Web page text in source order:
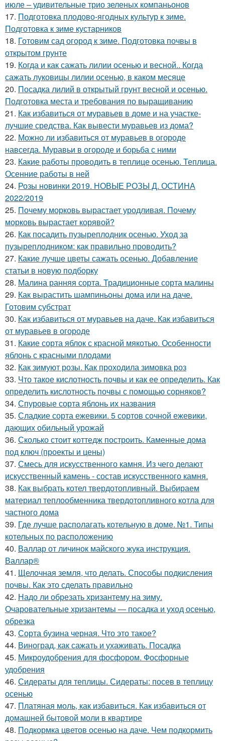
июле – удивительные трио зеленых компаньонов
17. Подготовка плодово-ягодных культур к зиме.
Подготовка к зиме кустарников
18. Готовим сад огород к зиме. Подготовка почвы в
открытом грунте
19. Когда и как сажать лилии осенью и весной.. Когда
сажать луковицы лилии осенью, в каком месяце
20. Посадка лилий в открытый грунт весной и осенью.
Подготовка места и требования по выращиванию
21. Как избавиться от муравьев в доме и на участке-
лучшие средства. Как вывести муравьев из дома?
22. Можно ли избавиться от муравьев в огороде
навсегда. Муравьи в огороде и борьба с ними
23. Какие работы проводить в теплице осенью. Теплица.
Осенние работы в ней
24. Розы новинки 2019. НОВЫЕ РОЗЫ Д. ОСТИНА
2022/2019
25. Почему морковь вырастает уродливая. Почему
морковь вырастает корявой?
26. Как посадить пузыреплодник осенью. Уход за
пузыреплодником: как правильно проводить?
27. Какие лучше цветы сажать осенью. Добавление
статьи в новую подборку
28. Малина ранняя сорта. Традиционные сорта малины
29. Как вырастить шампиньоны дома или на даче.
Готовим субстрат
30. Как избавиться от муравьев на даче. Как избавиться
от муравьев в огороде
31. Какие сорта яблок с красной мякотью. Особенности
яблонь с красными плодами
32. Как зимуют розы. Как проходила зимовка роз
33. Что такое кислотность почвы и как ее определить. Как
определить кислотность почвы с помощью сорняков?
34. Спуровые сорта яблонь их названия
35. Сладкие сорта ежевики. 5 сортов сочной ежевики,
дающих обильный урожай
36. Сколько стоит коттедж построить. Каменные дома
под ключ (проекты и цены)
37. Смесь для искусственного камня. Из чего делают
искусственный камень - состав искусственного камня.
38. Как выбрать котел твердотопливный. Выбираем
материал теплообменника твердотопливного котла для
частного дома
39. Где лучше располагать котельную в доме. №1. Типы
котельных по расположению
40. Валлар от личинок майского жука инструкция.
Валлар®
41. Щелочная земля, что делать. Способы подкисления
почвы. Как это сделать правильно
42. Надо ли обрезать хризантему на зиму.
Очаровательные хризантемы — посадка и уход осенью,
обрезка
43. Сорта бузина черная. Что это такое?
44. Виноград, как сажать и ухаживать. Посадка
45. Микроудобрения для фосфором. Фосфорные
удобрения
46. Сидераты для теплицы. Сидераты: посев в теплицу
осенью
47. Платяная моль, как избавиться. Как избавиться от
домашней бытовой моли в квартире
48. Подкормка цветов осенью на даче. Чем подкормить